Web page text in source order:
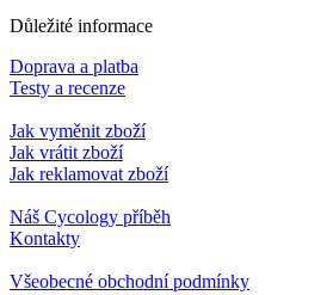
Důležité informace
Doprava a platba
Testy a recenze
Jak vyměnit zboží
Jak vrátit zboží
Jak reklamovat zboží
Náš Cycology příběh
Kontakty
Všeobecné obchodní podmínky